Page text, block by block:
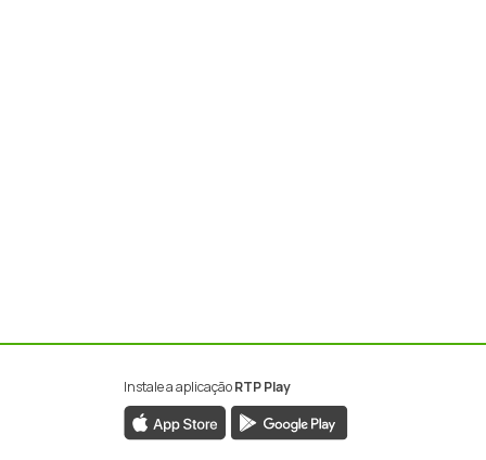
Instale a aplicaçãoRTP Play